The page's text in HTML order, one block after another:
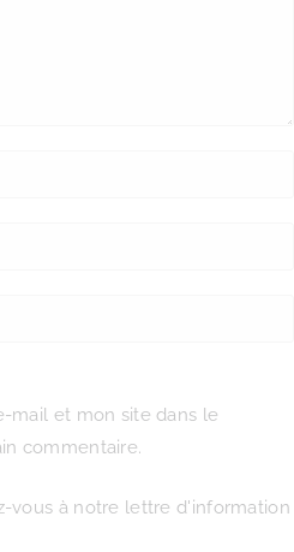
mail et mon site dans le
commentaire.
vous à notre lettre d'information